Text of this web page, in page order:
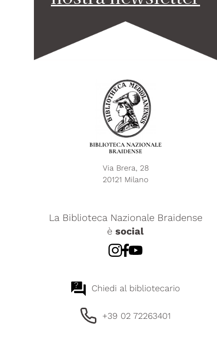
Via Brera, 28
20121 Milano
La Biblioteca Nazionale Braidense
è social
? Chiedi al bibliotecario
+39 02 72263401